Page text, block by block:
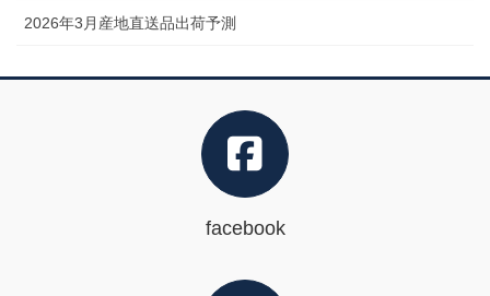
2026年3月産地直送品出荷予測
facebook